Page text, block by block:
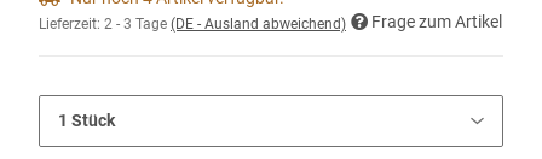
Lieferzeit: 2 - 3 Tage (DE - Ausland abweichend) Frage zum Artikel